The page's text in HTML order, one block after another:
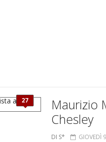
27
Maurizio
Chesley
DI S* GIOVEDÌ